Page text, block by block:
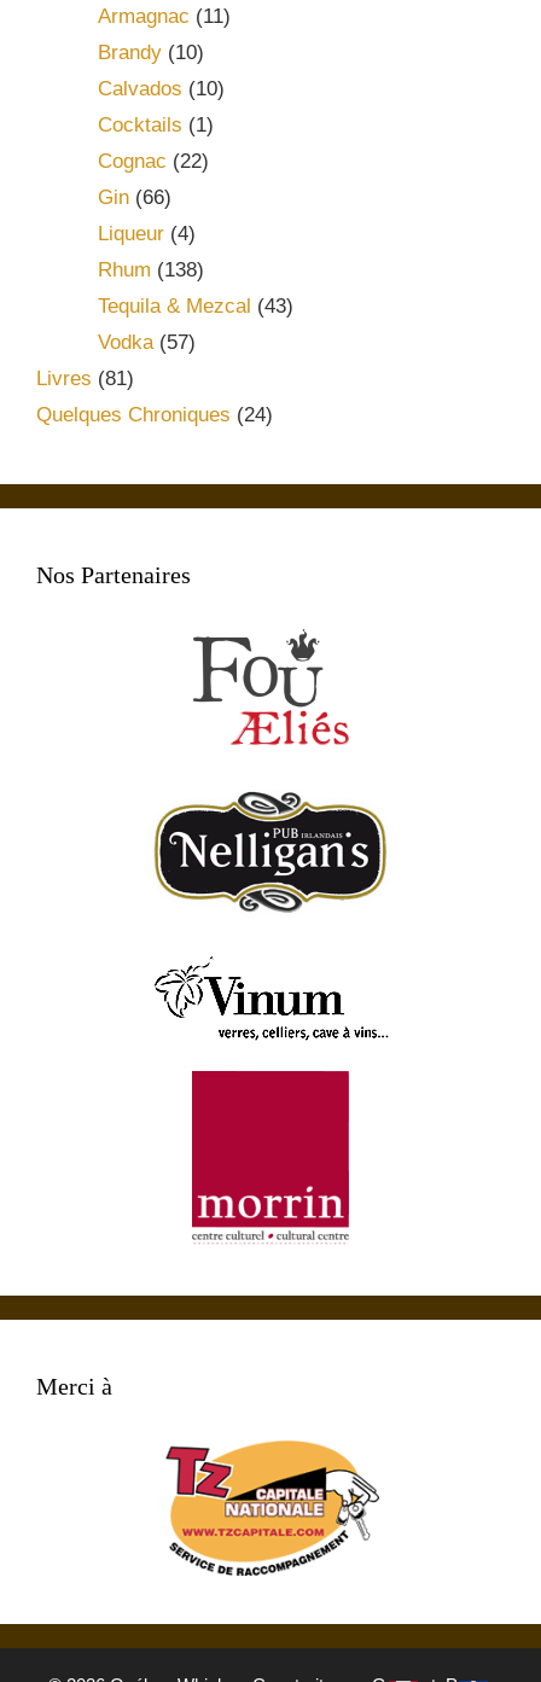
Armagnac (11)
Brandy (10)
Calvados (10)
Cocktails (1)
Cognac (22)
Gin (66)
Liqueur (4)
Rhum (138)
Tequila & Mezcal (43)
Vodka(57)
Livres (81)
Quelques Chroniques (24)
Nos Partenaires
Merci à